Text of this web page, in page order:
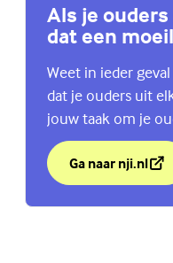
Als je
dat een
Weet in ieder
dat je ouders uit
jouw taak om je
maken. Bekijk de
Ga naar nji.nl
over Als je
(Externe link)